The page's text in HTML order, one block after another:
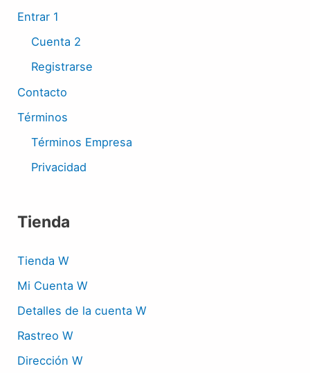
Entrar 1
Cuenta 2
Registrarse
Contacto
Términos
Términos Empresa
Privacidad
Tienda
Tienda W
Mi Cuenta W
Detalles de la cuenta W
Rastreo W
Dirección W